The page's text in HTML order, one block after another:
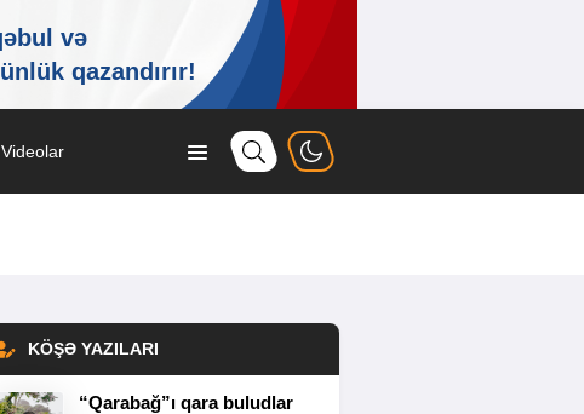
Videolar
KÖŞƏ YAZILARI
“Qarabağ”ı qara buludlar